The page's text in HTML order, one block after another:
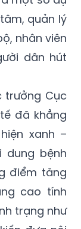
nhân viên
dân hút
trưởng Cục
đã khẳng
xanh –
dung bệnh
điểm tăng
cao tính
trạng như
đưa nội
đưa trở